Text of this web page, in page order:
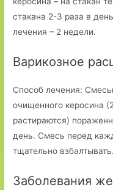
стакана 2-3 раза в
лечения – 2 недели.
Варикозное
Способ лечения:
очищенного керосина
растираются)
день. Смесь перед
тщательно взбалтывать.
Заболевания